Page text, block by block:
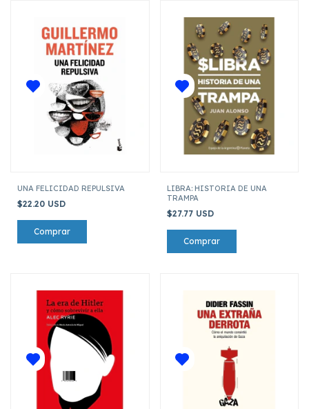
UNA FELICIDAD REPULSIVA
$22.20 USD
LIBRA: HISTORIA DE UNA
TRAMPA
$27.77 USD